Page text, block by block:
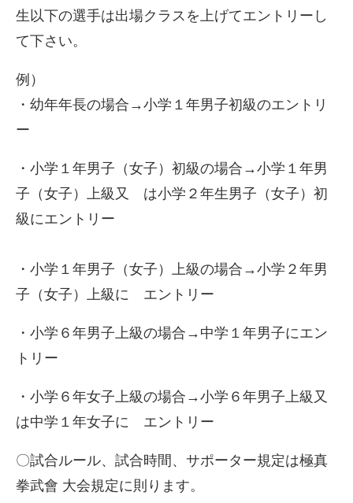
生以下の選手は出場クラスを上げてエントリーし
て下さい。
例）
・幼年年長の場合→小学１年男子初級のエントリ
ー
・小学１年男子（女子）初級の場合→小学１年男
子（女子）上級又 は小学２年生男子（女子）初
級にエントリー
・小学１年男子（女子）上級の場合→小学２年男
子（女子）上級に エントリー
・小学６年男子上級の場合→中学１年男子にエン
トリー
・小学６年女子上級の場合→小学６年男子上級又
は中学１年女子に エントリー
〇試合ルール、試合時間、サポーター規定は極真
拳武會 大会規定に則ります。